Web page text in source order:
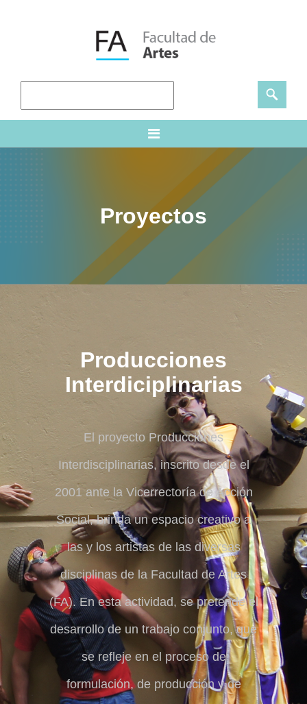
Proyectos
Producciones
Interdiciplinarias
El proyecto Producciones
Interdisciplinarias, inscrito desde el
2001 ante la Vicerrectoría de Acción
Social, brinda un espacio creativo a
las y los artistas de las diversas
disciplinas de la Facultad de Artes
(FA). En esta actividad, se pretende el
desarrollo de un trabajo conjunto, que
se refleje en el proceso de
formulación, de producción y de